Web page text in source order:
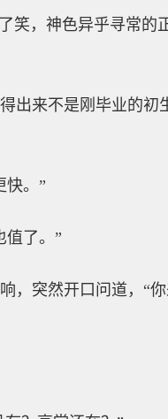
笑，神色异乎寻常的
出来不是刚毕业的初
快。”
值了。”
，突然开口问道，“